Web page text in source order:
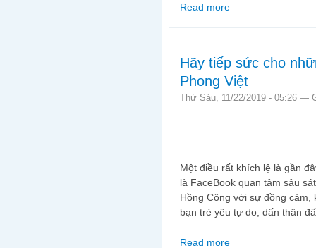
Read more
Hãy tiếp sức cho
Phong Việt
Thứ Sáu, 11/22/2019 - 05:26 —
Một điều rất khích lệ là gần
là FaceBook quan tâm sâu
Hồng Công với sự đồng cảm,
bạn trẻ yêu tự do, dấn thân
Read more